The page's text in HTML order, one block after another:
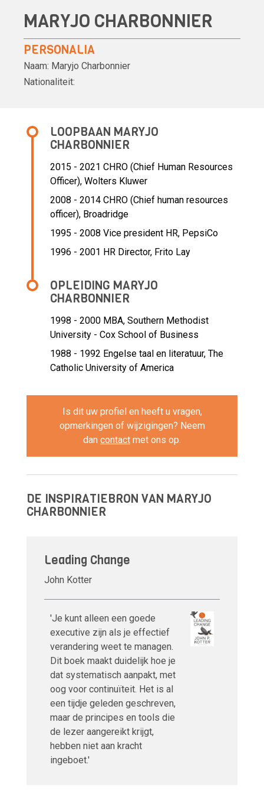
MARYJO CHARBONNIER
PERSONALIA
Naam: Maryjo Charbonnier
Nationaliteit:
LOOPBAAN MARYJO
CHARBONNIER
2015 - 2021 CHRO (Chief Human Resources
Officer), Wolters Kluwer
2008 - 2014 CHRO (Chief human resources
officer), Broadridge
1995 - 2008 Vice president HR, PepsiCo
1996 - 2001 HR Director, Frito Lay
OPLEIDING MARYJO
CHARBONNIER
1998 - 2000 MBA, Southern Methodist
University - Cox School of Business
1988 - 1992 Engelse taal en literatuur, The
Catholic University of America
Is dit uw profiel en heeft u vragen,
opmerkingen of wijzigingen? Neem
dan contact met ons op.
DE INSPIRATIEBRON VAN MARYJO
CHARBONNIER
Leading Change
John Kotter
'Je kunt alleen een goede
executive zijn als je effectief
verandering weet te managen.
Dit boek maakt duidelijk hoe je
dat systematisch aanpakt, met
oog voor continuïteit. Het is al
een tijdje geleden geschreven,
maar de principes en tools die
de lezer aangereikt krijgt,
hebben niet aan kracht
ingeboet.'